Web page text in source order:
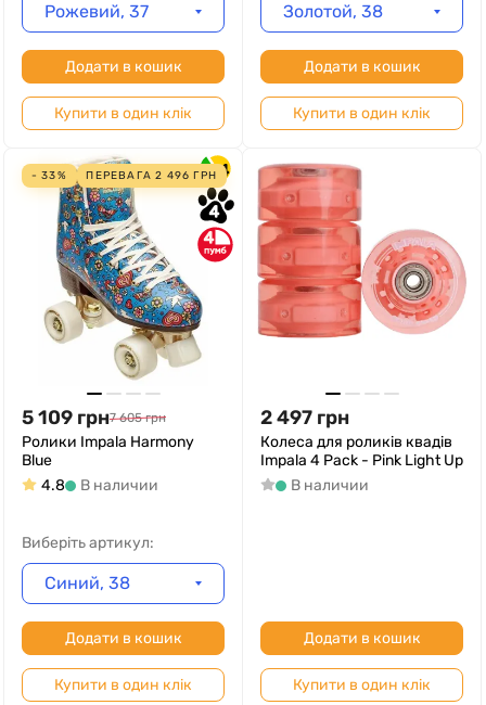
Рожевий, 37
Додати в кошик
Купити в один клік
Золотой, 38
Додати в кошик
Купити в один клік
4
4
4
- 33% ПЕРЕВАГА2 496 ГРН
5 109 грн7 605 грн
Ролики Impala Harmony
Blue
4.8
В наличии
Виберіть артикул:
Синий, 38
Додати в кошик
Купити в один клік
2 497 грн
Колеса для роликів квадів
Impala 4 Pack - Pink Light Up
В наличии
Додати в кошик
Купити в один клік